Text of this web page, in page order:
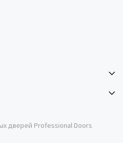
дверей Professional Doors